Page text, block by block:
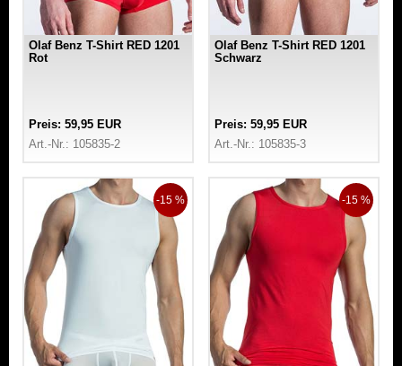
Olaf Benz T-Shirt RED 1201
Rot
Preis: 59,95 EUR
Art.-Nr.: 105835-2
Olaf Benz T-Shirt RED 1201
Schwarz
Preis: 59,95 EUR
Art.-Nr.: 105835-3
-15 % -15 %